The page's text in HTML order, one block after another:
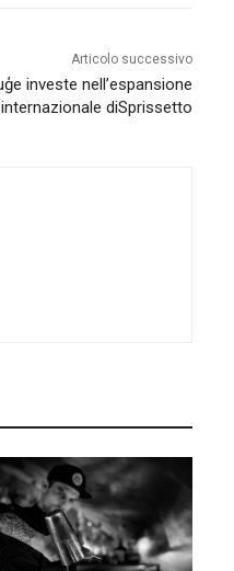
Articolo successivo
investe nell’espansione
internazionale diSprissetto